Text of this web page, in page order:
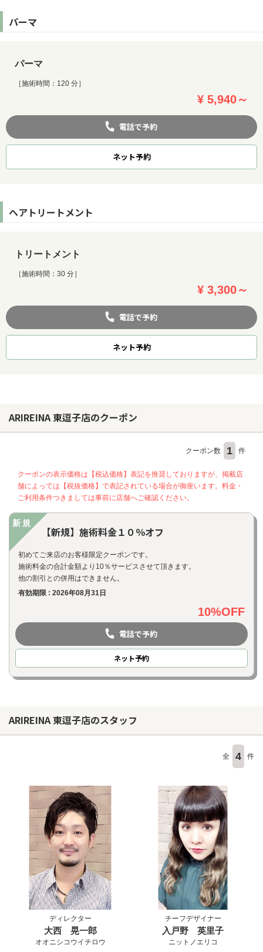
パーマ
パーマ
［施術時間：120 分］
¥ 5,940～
電話で予約
ネット予約
ヘアトリートメント
トリートメント
［施術時間：30 分］
¥ 3,300～
電話で予約
ネット予約
ARIREINA 東逗子店のクーポン
クーポン数 1 件
クーポンの表示価格は【税込価格】表記を推奨しておりますが、掲載店
舗によっては【税抜価格】で表記されている場合が御座います。料金・
ご利用条件つきましては事前に店舗へご確認ください。
新規
【新規】施術料金１０％オフ
初めてご来店のお客様限定クーポンです。
施術料金の合計金額より10％サービスさせて頂きます。
他の割引との併用はできません。
有効期限 : 2026年08月31日
10%OFF
電話で予約
ネット予約
ARIREINA 東逗子店のスタッフ
全 4 件
ディレクター
大西 晃一郎
オオニシコウイチロウ
チーフデザイナー
入戸野 英里子
ニットノエリコ